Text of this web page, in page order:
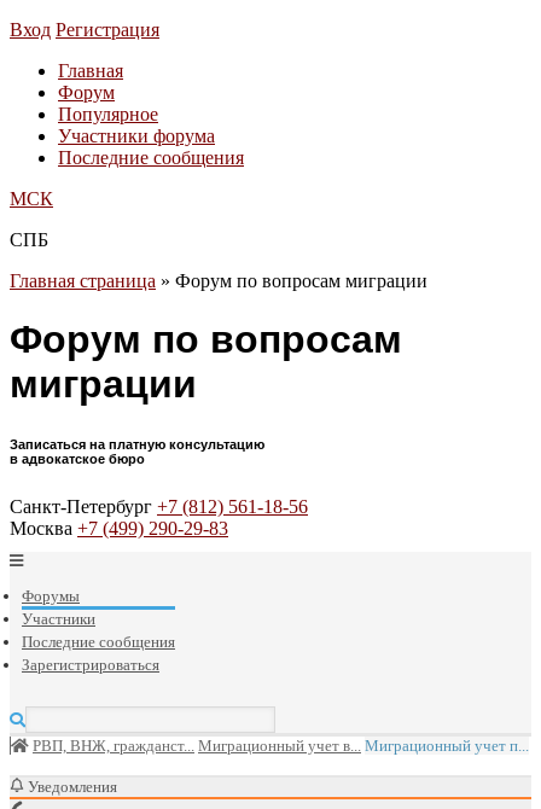
Вход Регистрация
Главная
Форум
Популярное
Участники форума
Последние сообщения
МСК
СПБ
Главная страница » Форум по вопросам миграции
Форум по вопросам
миграции
Записаться на платную консультацию
в адвокатское бюро
Санкт-Петербург +7 (812) 561-18-56
Москва +7 (499) 290-29-83
Форумы
Участники
Последние сообщения
Зарегистрироваться
РВП, ВНЖ, гражданст... Миграционный учет в... Миграционный учет п...
Уведомления